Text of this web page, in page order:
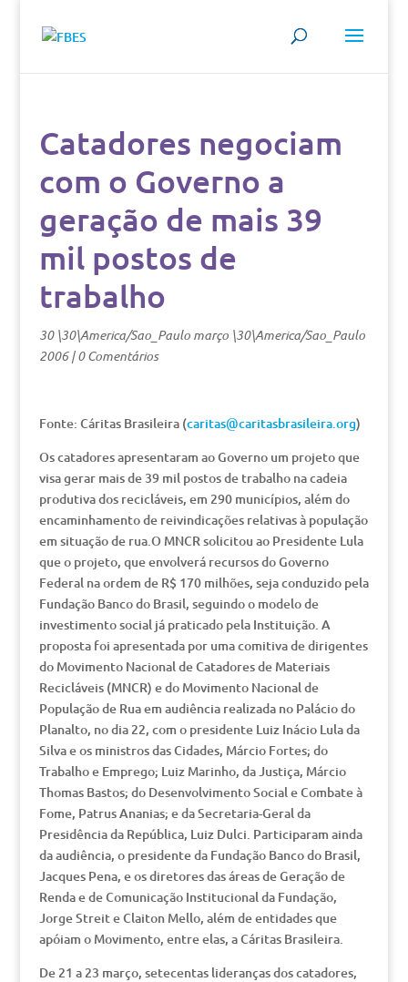
Catadores negociam
com o Governo a
geração de mais 39
mil postos de
trabalho
30 \30\America/Sao_Paulo março \30\America/Sao_Paulo
2006|0 Comentários
Fonte: Cáritas Brasileira (caritas@caritasbrasileira.org)
Os catadores apresentaram ao Governo um projeto que
visa gerar mais de 39 mil postos de trabalho na cadeia
produtiva dos recicláveis, em 290 municípios, além do
encaminhamento de reivindicações relativas à população
em situação de rua.O MNCR solicitou ao Presidente Lula
que o projeto, que envolverá recursos do Governo
Federal na ordem de R$ 170 milhões, seja conduzido pela
Fundação Banco do Brasil, seguindo o modelo de
investimento social já praticado pela Instituição. A
proposta foi apresentada por uma comitiva de dirigentes
do Movimento Nacional de Catadores de Materiais
Recicláveis (MNCR) e do Movimento Nacional de
População de Rua em audiência realizada no Palácio do
Planalto, no dia 22, com o presidente Luiz Inácio Lula da
Silva e os ministros das Cidades, Márcio Fortes; do
Trabalho e Emprego; Luiz Marinho, da Justiça, Márcio
Thomas Bastos; do Desenvolvimento Social e Combate à
Fome, Patrus Ananias; e da Secretaria-Geral da
Presidência da República, Luiz Dulci. Participaram ainda
da audiência, o presidente da Fundação Banco do Brasil,
Jacques Pena, e os diretores das áreas de Geração de
Renda e de Comunicação Institucional da Fundação,
Jorge Streit e Claiton Mello, além de entidades que
apóiam o Movimento, entre elas, a Cáritas Brasileira.
De 21 a 23 março, setecentas lideranças dos catadores,